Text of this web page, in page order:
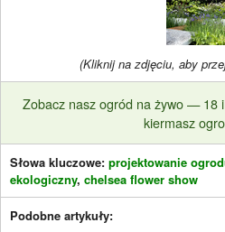
(Kliknij na zdjęciu, aby
Zobacz nasz ogród na żywo — 18
kiermasz
Słowa kluczowe: projektowanie
ekologiczny, chelsea flower show
Podobne artykuły: